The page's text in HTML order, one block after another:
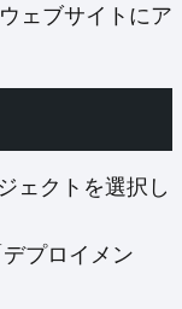
ェブサイトにア
ェクトを選択し
プロイメン